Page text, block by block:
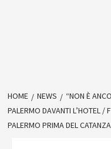
HOME NEWS
“NON È
PALERMO DAVANTI L’HOTEL /
PALERMO PRIMA DEL